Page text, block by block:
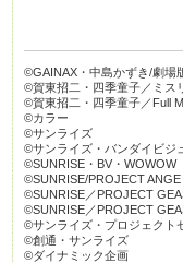
©GAINAX・中島かずき/劇場
©賀東招二・四季童子／ミス
©賀東招二・四季童子／Full
©カラー
©サンライズ
©サンライズ・バンダイビジ
©SUNRISE・BV・WOWOW
©SUNRISE/PROJECT ANGE
©SUNRISE／PROJECT
©SUNRISE／PROJECT
©サンライズ・プロジェクト
©創通・サンライズ
©ダイナミック企画